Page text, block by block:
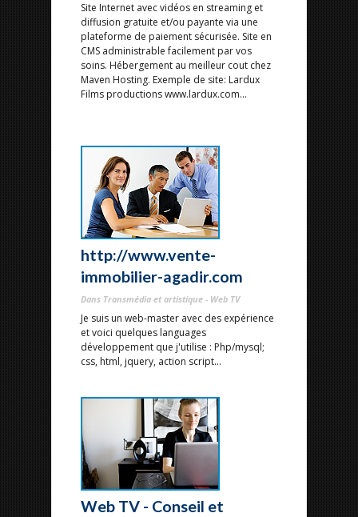
Site Internet avec vidéos en streaming et
diffusion gratuite et/ou payante via une
plateforme de paiement sécurisée. Site en
CMS administrable facilement par vos
soins. Hébergement au meilleur cout chez
Maven Hosting. Exemple de site: Lardux
Films productions www.lardux.com...
http://www.vente-
immobilier-agadir.com
Dans Transmédia et artistique - Web TV
Je suis un web-master avec des expérience
et voici quelques languages
développement que j'utilise : Php/mysql;
css, html, jquery, action script...
Web TV - Conseil et